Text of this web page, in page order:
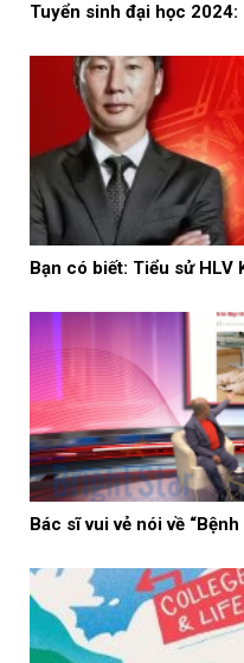
Tuyển sinh đại học
Bạn có biết: Tiểu sử HLV
Bác sĩ vui vẻ nói về